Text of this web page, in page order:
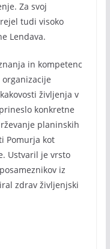
Za svoj
tudi visoko
Lendava.
in kompetenc
življenja v
konkretne
planinskih
Pomurja kot
Ustvaril je vrsto
iz
zdrav življenjski